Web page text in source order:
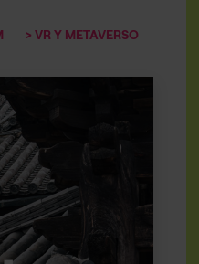
> VR Y METAVERSO